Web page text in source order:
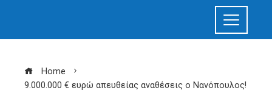
Home
9.000.000 € ευρώ απευθείας αναθέσεις ο Νανόπουλος!